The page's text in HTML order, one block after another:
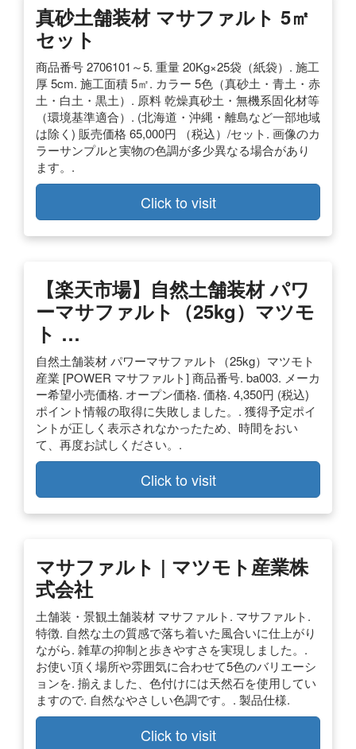
真砂土舗装材 マサファルト 5㎡
セット
商品番号 2706101～5. 重量 20Kg×25袋（紙袋）. 施工
厚 5cm. 施工面積 5㎡. カラー 5色（真砂土・青土・赤
土・白土・黒土）. 原料 乾燥真砂土・無機系固化材等
（環境基準適合）. (北海道・沖縄・離島など一部地域
は除く) 販売価格 65,000円 （税込）/セット. 画像のカ
ラーサンプルと実物の色調が多少異なる場合があり
ます。.
Click to visit
【楽天市場】自然土舗装材 パワ
ーマサファルト（25kg）マツモ
ト …
自然土舗装材 パワーマサファルト（25kg）マツモト
産業 [POWER マサファルト] 商品番号. ba003. メーカ
ー希望小売価格. オープン価格. 価格. 4,350円 (税込)
ポイント情報の取得に失敗しました。. 獲得予定ポイ
ントが正しく表示されなかったため、時間をおい
て、再度お試しください。.
Click to visit
マサファルト | マツモト産業株
式会社
土舗装・景観土舗装材 マサファルト. マサファルト.
特徴. 自然な土の質感で落ち着いた風合いに仕上がり
ながら. 雑草の抑制と歩きやすさを実現しました。.
お使い頂く場所や雰囲気に合わせて5色のバリエーシ
ョンを. 揃えました、色付けには天然石を使用してい
ますので. 自然なやさしい色調です。. 製品仕様.
Click to visit